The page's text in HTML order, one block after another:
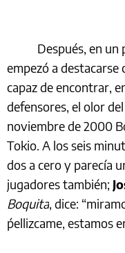
Después, en un
empezó a
capaz de encontrar,
defensores, el olor
noviembre de 2000
Tokio. A los seis
dos a cero y parecía
jugadores también;
Boquita, dice:
´pellizcame, estamos